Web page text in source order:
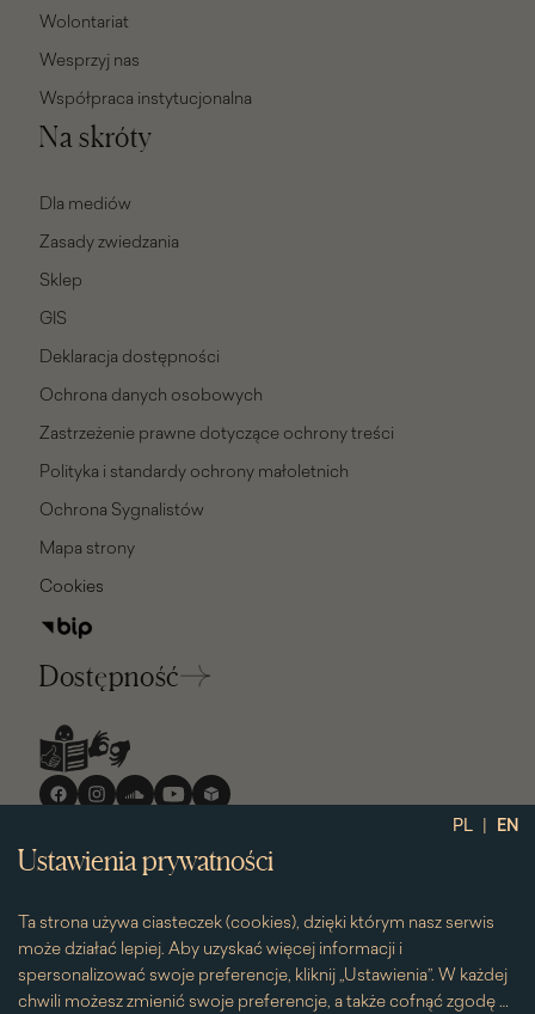
PL | EN
Ustawienia prywatności
Ta strona używa ciasteczek (cookies), dzięki którym nasz serwis
może działać lepiej. Aby uzyskać więcej informacji i
spersonalizować swoje preferencje, kliknij „Ustawienia”. W każdej
chwili możesz zmienić swoje preferencje, a także cofnąć zgodę na
Wolontariat
Wesprzyj nas
Współpraca instytucjonalna
Na skróty
Dla mediów
Zasady zwiedzania
Sklep
GIS
Deklaracja dostępności
Ochrona danych osobowych
Zastrzeżenie prawne dotyczące ochrony treści
Polityka i standardy ochrony małoletnich
Ochrona Sygnalistów
Mapa strony
Cookies
Dostępność
Media
społecznościowe